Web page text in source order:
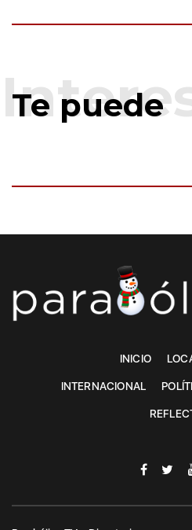
Te puede
INICIO
INTERNACIONAL